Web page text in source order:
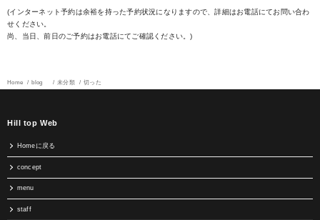
(インターネット予約は余裕を持った予約状況になりますので、詳細はお電話にてお問い合わ
せください。
尚、当日、前日のご予約はお電話にてご確認ください。)
Home blog 未分類 切った
Hill top Web
Homeに戻る
concept
menu
staff